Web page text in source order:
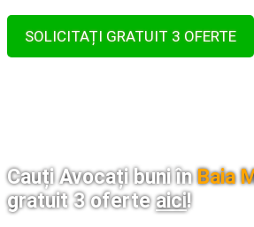
SOLICITAȚI GRATUIT 3 OFERTE
Cauți Avocați buni în Baia
gratuit 3 oferteaici!